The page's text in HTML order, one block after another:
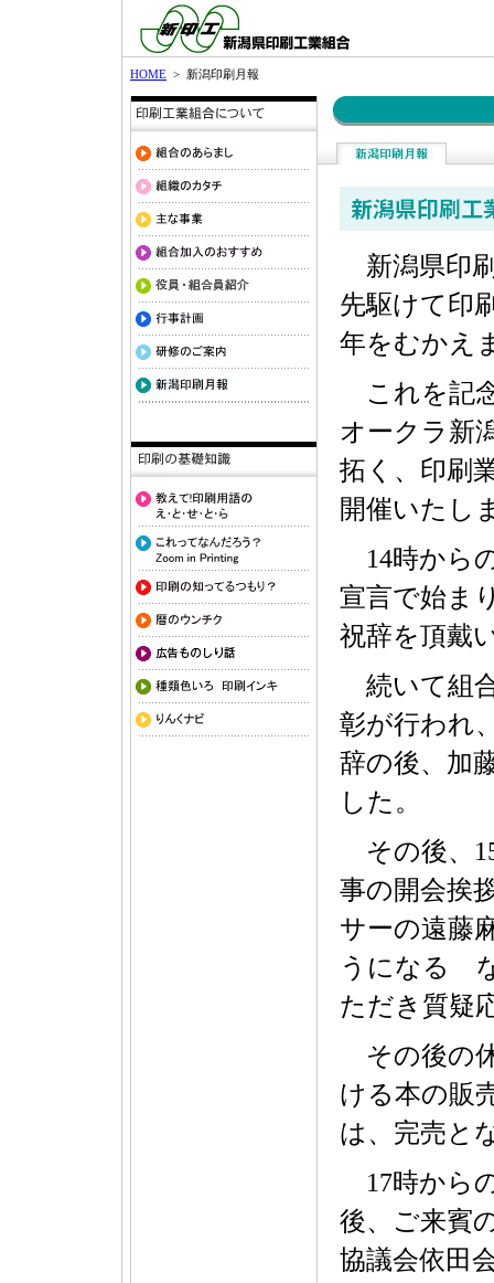
HOME > 新潟印刷月報
新潟県印
先駆けて印
年をむかえ
これを記
オークラ新
拓く、印刷
開催いたし
14時から
宣言で始ま
祝辞を頂戴
続いて組
彰が行われ
辞の後、加
した。
その後、
事の開会挨
サーの遠藤
うになる
ただき質疑
その後の
ける本の販
は、完売と
17時から
後、ご来賓
協議会依田